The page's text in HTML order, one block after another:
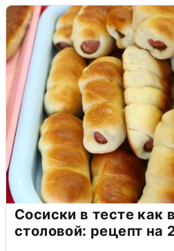
Сосиски в тесте как
столовой: рецепт на